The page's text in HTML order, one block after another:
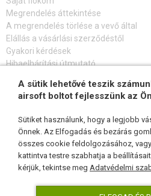
Megrendelés áttekintése
A megrendelés törlése a vevő által
Elállás a vásárlási szerződéstől
Gyakori kérdések
Hibaelhárítási útmutató
FELIRATKOZÁS HÍRLEVÉLRE
KÖVESSEN MINKET
A sütik lehetővé teszik
airsoft boltot fejlesszünk az
Sütiket használunk, hogy a legjobb
Önnek. Az Elfogadás és bezárás
összes cookie feldolgozásához,
kattintva testre szabhatja a
kérjük, tekintse meg Adatvédelmi